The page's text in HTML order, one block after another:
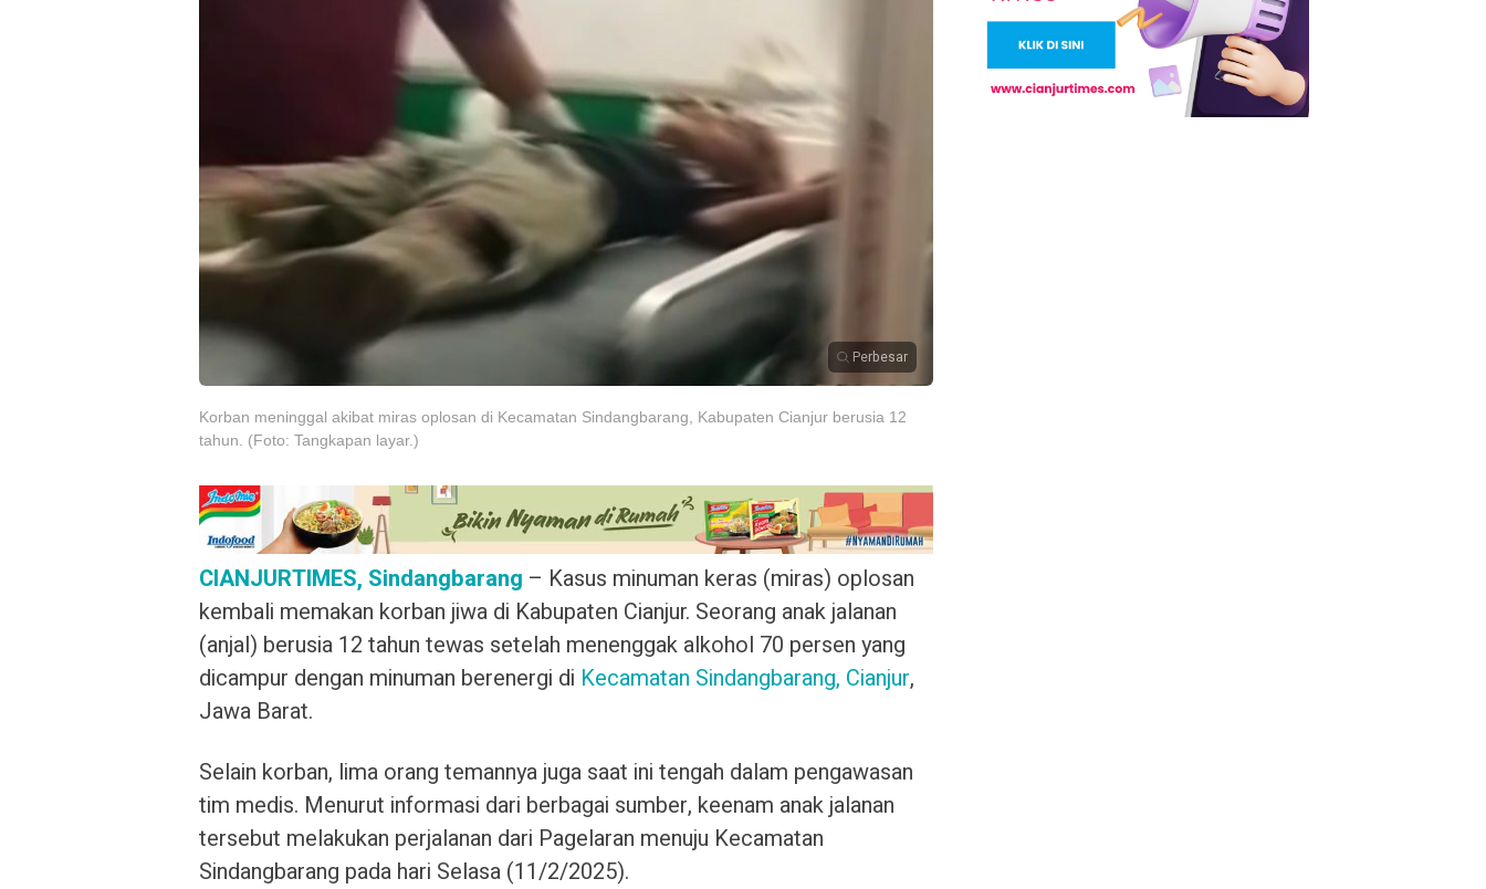
Perbesar
Korban meninggal akibat miras oplosan di Kecamatan Sindangbarang, Kabupaten Cianjur berusia 12
tahun. (Foto: Tangkapan layar.)
CIANJURTIMES, Sindangbarang – Kasus minuman keras (miras) oplosan
kembali memakan korban jiwa di Kabupaten Cianjur. Seorang anak jalanan
(anjal) berusia 12 tahun tewas setelah menenggak alkohol 70 persen yang
dicampur dengan minuman berenergi di Kecamatan Sindangbarang, Cianjur,
Jawa Barat.
Selain korban, lima orang temannya juga saat ini tengah dalam pengawasan
tim medis. Menurut informasi dari berbagai sumber, keenam anak jalanan
tersebut melakukan perjalanan dari Pagelaran menuju Kecamatan
Sindangbarang pada hari Selasa (11/2/2025).